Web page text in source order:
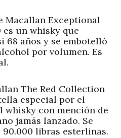
Macallan Exceptional
es un whisky que
68 años y se embotelló
por volumen. Es
The Red Collection
especial por el
whisky con mención de
jamás lanzado. Se
libras esterlinas.